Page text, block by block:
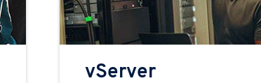
vServer